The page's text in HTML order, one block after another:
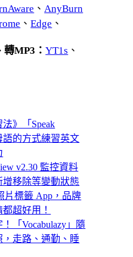
、 AnyBurn
、Edge 、
轉MP3：YT1s 、
法》「Speak
語的方式練習英文
v2.30 監控資料
移除等變動狀態
片標籤 App，品牌
超好用！
「Vocabulazy」隨
走路、通勤、睡